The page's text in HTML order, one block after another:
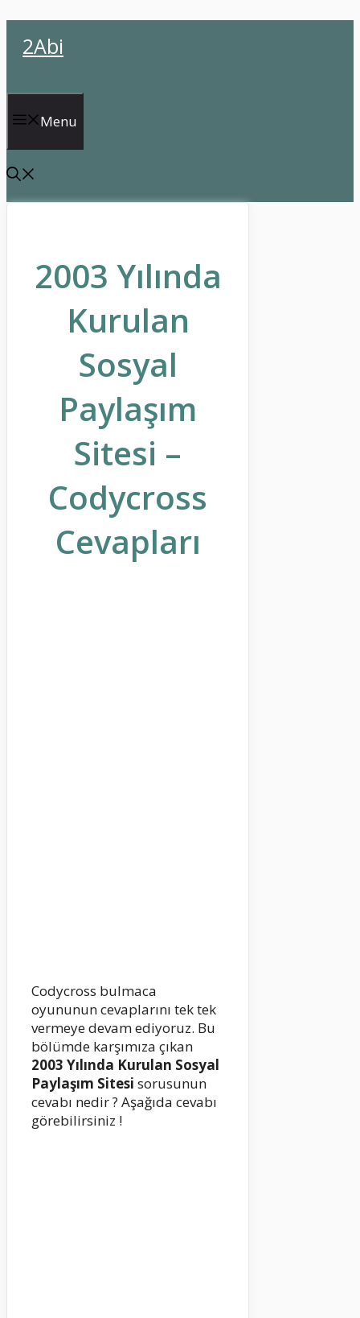
atla2Abi
Menu
2003 Yılında
Kurulan
Sosyal
Paylaşım
Sitesi –
Codycross
Cevapları
Codycross bulmaca
oyununun cevaplarını tek tek
vermeye devam ediyoruz. Bu
bölümde karşımıza çıkan
2003 Yılında Kurulan Sosyal
Paylaşım Sitesi sorusunun
cevabı nedir ? Aşağıda cevabı
görebilirsiniz !